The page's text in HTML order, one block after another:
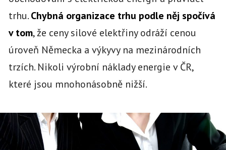
trhu.Chybná organizace trhu podle něj spočívá
v tom, že ceny silové elektřiny odráží cenou
úroveň Německa a výkyvy na mezinárodních
trzích. Nikoli výrobní náklady energie v ČR,
které jsou mnohonásobně nižší.